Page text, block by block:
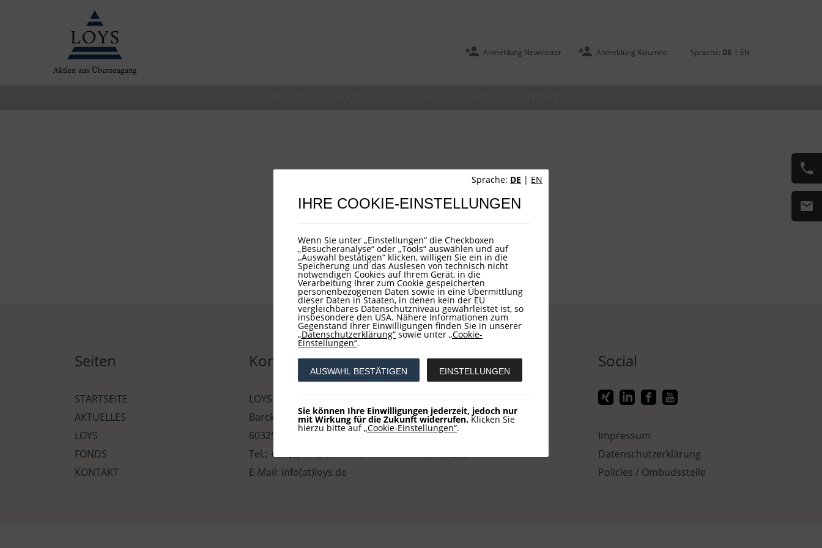
Sprache: DE | EN
IHRE COOKIE-EINSTELLUNGEN
Wenn Sie unter „Einstellungen“ die Checkboxen
„Besucheranalyse“ oder „Tools“ auswählen und auf
„Auswahl bestätigen“ klicken, willigen Sie ein in die
Speicherung und das Auslesen von technisch nicht
notwendigen Cookies auf Ihrem Gerät, in die
Verarbeitung Ihrer zum Cookie gespeicherten
personenbezogenen Daten sowie in eine Übermittlung
dieser Daten in Staaten, in denen kein der EU
vergleichbares Datenschutzniveau gewährleistet ist, so
insbesondere den USA. Nähere Informationen zum
Gegenstand Ihrer Einwilligungen finden Sie in unserer
„Datenschutzerklärung“ sowie unter „Cookie-
Einstellungen“.
AUSWAHL BESTÄTIGEN EINSTELLUNGEN
Sie können Ihre Einwilligungen jederzeit, jedoch nur
mit Wirkung für die Zukunft widerrufen. Klicken Sie
hierzu bitte auf„Cookie-Einstellungen“.
Aktien aus Überzeugung
Anmeldung Newsletter Anmeldung Kolumne Sprache: DE | EN
Seiten
STARTSEITE
AKTUELLES
LOYS
FONDS
KONTAKT
Kontakt
LOYS AG
Barckhausstraße 10
60325 Frankfurt
Tel.: +49 (0) 69-2475444-0
E-Mail: info(at)loys.de
Service
ANMELDUNG KOLUMNE
VERBÄNDE
KARRIERE
Social
Impressum
Datenschutzerklärung
Policies / Ombudsstelle